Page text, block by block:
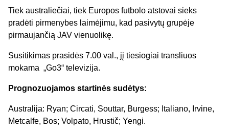
Tiek australiečiai, tiek Europos futbolo atstovai sieks
pradėti pirmenybes laimėjimu, kad pasivytų grupėje
pirmaujančią JAV vienuolikę.
Susitikimas prasidės 7.00 val., jį tiesiogiai transliuos
mokama „Go3“ televizija.
Prognozuojamos startinės sudėtys:
Australija: Ryan; Circati, Souttar, Burgess; Italiano, Irvine,
Metcalfe, Bos; Volpato, Hrustič; Yengi.